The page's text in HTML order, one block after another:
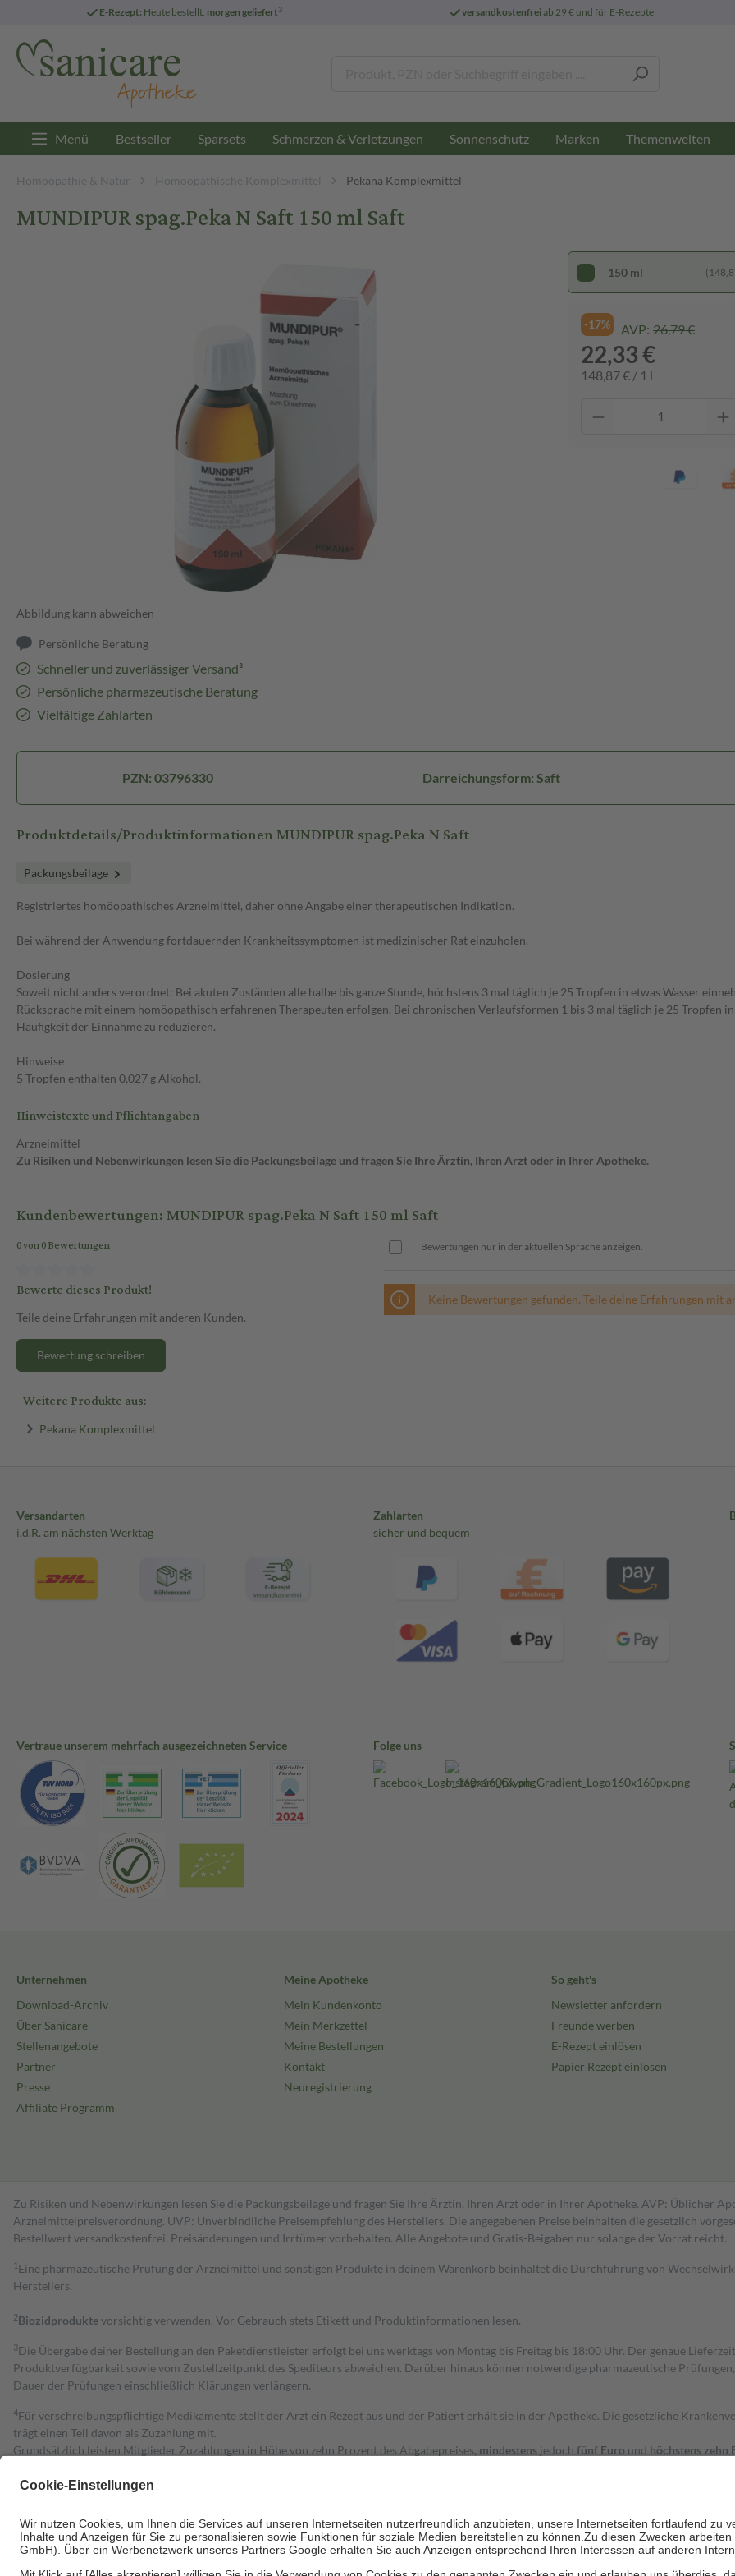
E-Rezept: Heute bestellt, morgen geliefert3 versandkostenfreiab 29 € und für E-Rezepte
Menü Bestseller Sparsets Schmerzen & Verletzungen Sonnenschutz Marken Themenwelten
Homöopathie & Natur Homöopathische Komplexmittel Pekana Komplexmittel
MUNDIPUR spag.Peka N Saft 150 ml Saft
Abbildung kann abweichen
Persönliche Beratung
Schneller und zuverlässiger Versand³
Persönliche pharmazeutische Beratung
Vielfältige Zahlarten
150 ml
-17% AVP: 26,79 €
22,33 €
148,87 € / 1 l
PZN: 03796330 Darreichungsform: Saft
Produktdetails/Produktinformationen MUNDIPUR spag.Peka N Saft
Packungsbeilage
Registriertes homöopathisches Arzneimittel, daher ohne Angabe einer therapeutischen Indikation.
Bei während der Anwendung fortdauernden Krankheitssymptomen ist medizinischer Rat einzuholen.
Dosierung
Soweit nicht anders verordnet: Bei akuten Zuständen alle halbe bis ganze Stunde, höchstens 3 mal täglich je 25 Tropfen in etwas Wasser
Rücksprache mit einem homöopathisch erfahrenen Therapeuten erfolgen. Bei chronischen Verlaufsformen 1 bis 3 mal täglich je 25 Tropfen
Häufigkeit der Einnahme zu reduzieren.
Hinweise
5 Tropfen enthalten 0,027 g Alkohol.
Hinweistexte und Pflichtangaben
Arzneimittel
Zu Risiken und Nebenwirkungen lesen Sie die Packungsbeilage und fragen Sie Ihre Ärztin, Ihren Arzt oder in Ihrer Apotheke.
Kundenbewertungen: MUNDIPUR spag.Peka N Saft 150 ml Saft
0 von 0 Bewertungen
Bewerte dieses Produkt!
Teile deine Erfahrungen mit anderen Kunden.
Bewertung schreiben
Bewertungen nur in der aktuellen Sprache anzeigen.
Keine Bewertungen gefunden. Teile deine Erfahrungen mit
Weitere Produkte aus:
Pekana Komplexmittel
Versandarten
i.d.R. am nächsten Werktag
Zahlarten
sicher und bequem
Vertraue unserem mehrfach ausgezeichneten Service Folge uns
Unternehmen
Download-Archiv
Über Sanicare
Stellenangebote
Partner
Presse
Affiliate Programm
Meine Apotheke
Mein Kundenkonto
Mein Merkzettel
Meine Bestellungen
Kontakt
Neuregistrierung
So geht's
Newsletter anfordern
Freunde werben
E-Rezept einlösen
Papier Rezept einlösen
Zu Risiken und Nebenwirkungen lesen Sie die Packungsbeilage und fragen Sie Ihre Ärztin, Ihren Arzt oder in Ihrer Apotheke. AVP: Üblicher
Arzneimittelpreisverordnung. UVP: Unverbindliche Preisempfehlung des Herstellers. Die angegebenen Preise beinhalten die gesetzlich
Bestell­wert versand­kosten­frei. Preisänderungen und Irrtümer vorbehalten. Alle Angebote und Gratis-Beigaben nur solange der Vorrat reicht.
1 Eine pharmazeutische Prüfung der Arzneimittel und sonstigen Produkte in deinem Warenkorb beinhaltet die Durchführung von
Herstellers.
2Biozidproduktevorsichtig verwenden. Vor Gebrauch stets Etikett und Produktinformationen lesen.
3Die Übergabe deiner Bestellung an den Paketdienstleister erfolgt bei uns werktags von Montag bis Freitag bis 18:00 Uhr. Der genaue
Produktverfügbarkeit sowie vom Zustellzeitpunkt des Spediteurs abweichen. Darüber hinaus können notwendige pharmazeutische
Dauer der Prüfungen einschließlich Klärungen verlängern.
4Für verschreibungspflichtige Medikamente stellt der Arzt ein Rezept aus und der Patient erhält sie in der Apotheke. Die gesetzliche
trägt einen Teil davon als Zuzahlung mit.
Grundsätzlich leisten Mitglieder Zuzahlungen in Höhe von zehn Prozent des Abgabepreises, mindestens jedoch fünf Euro und höchstens zehn
Diese Regeln gelten grundsätzlich auch für Online-Apotheken.
Um das Engagement der Versicherten für ihre eigene Gesundheit zu stärken und die besondere Stellung der Familie zu unterstützen, fallen
• Kindern und Jugendlichen bis zum vollendeten 18. Lebensjahr mit Ausnahme der Fahrkosten
• Untersuchungen zur Vorsorge und Früherkennung, die von der GKV getragen werden
• empfohlenen Schutzimpfungen